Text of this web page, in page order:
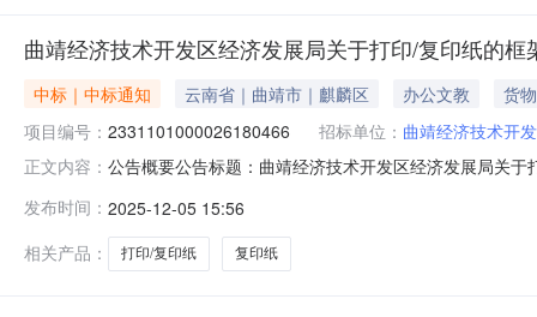
曲靖经济技术开发区经济发展局关于打印/复印纸的
中标｜中标通知 云南省｜曲靖市｜麒麟区 办公文教
货物
项目编号： 2331101000026180466 招标单位： 曲靖经济技术开
正文内容： 公告概要公告标题：曲靖经济技术开发区经济发展局关
济发展局关于打印/复印纸的框架协议采购项目项目编号
发布时间： 2025-12-05 15:56
相关产品：
打印/复印纸 复印纸